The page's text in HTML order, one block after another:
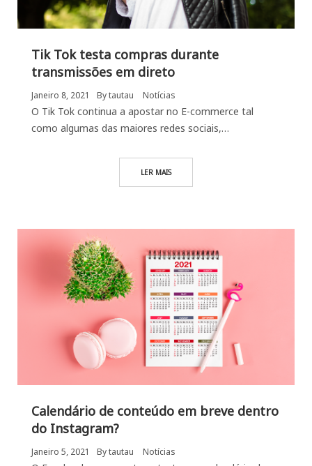
Tik Tok testa compras durante
transmissões em direto
Janeiro 8, 2021 Bytautau Notícias
O Tik Tok continua a apostar no E-commerce tal
como algumas das maiores redes sociais,…
LER MAIS
Calendário de conteúdo em breve dentro
do Instagram?
Janeiro 5, 2021 Bytautau Notícias